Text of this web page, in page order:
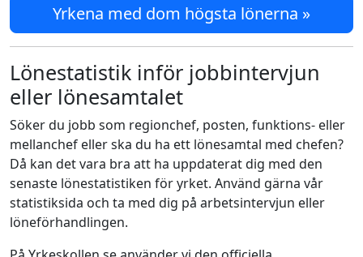
Yrkena med dom högsta lönerna »
Lönestatistik inför jobbintervjun
eller lönesamtalet
Söker du jobb som regionchef, posten, funktions- eller
mellanchef eller ska du ha ett lönesamtal med chefen?
Då kan det vara bra att ha uppdaterat dig med den
senaste lönestatistiken för yrket. Använd gärna vår
statistiksida och ta med dig på arbetsintervjun eller
löneförhandlingen.